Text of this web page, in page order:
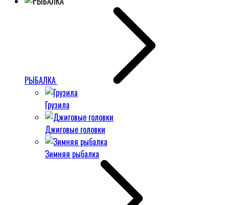
РЫБАЛКА
Грузила
Джиговые головки
Зимняя рыбалка